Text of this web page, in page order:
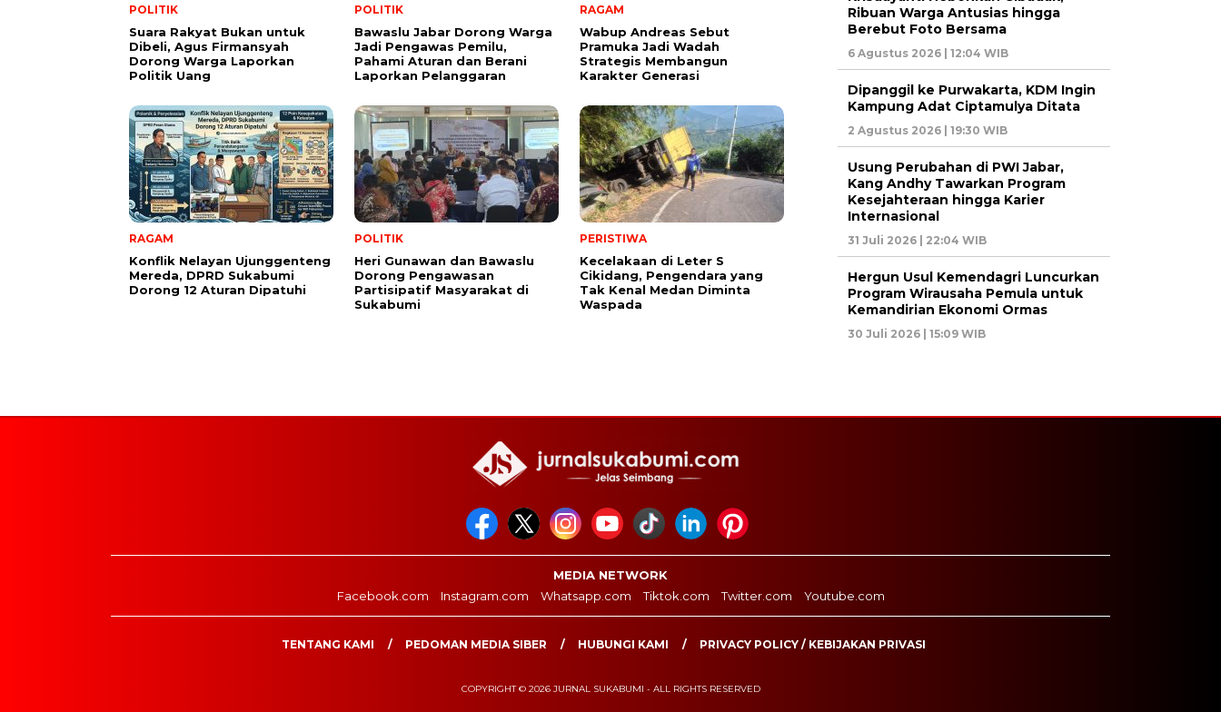
POLITIK
Suara Rakyat Bukan untuk
Dibeli, Agus Firmansyah
Dorong Warga Laporkan
Politik Uang
POLITIK
Bawaslu Jabar Dorong Warga
Jadi Pengawas Pemilu,
Pahami Aturan dan Berani
Laporkan Pelanggaran
RAGAM
Wabup Andreas Sebut
Pramuka Jadi Wadah
Strategis Membangun
Karakter Generasi ‎
RAGAM
Konflik Nelayan Ujunggenteng
Mereda, DPRD Sukabumi
Dorong 12 Aturan Dipatuhi
POLITIK
Heri Gunawan dan Bawaslu
Dorong Pengawasan
Partisipatif Masyarakat di
Sukabumi
PERISTIWA
Kecelakaan di Leter S
Cikidang, Pengendara yang
Tak Kenal Medan Diminta
Waspada
Ribuan Warga Antusias hingga
Berebut Foto Bersama
6 Agustus 2026 | 12:04 WIB
Dipanggil ke Purwakarta, KDM Ingin
Kampung Adat Ciptamulya Ditata
2 Agustus 2026 | 19:30 WIB
Usung Perubahan di PWI Jabar,
Kang Andhy Tawarkan Program
Kesejahteraan hingga Karier
Internasional
31 Juli 2026 | 22:04 WIB
Hergun Usul Kemendagri Luncurkan
Program Wirausaha Pemula untuk
Kemandirian Ekonomi Ormas
30 Juli 2026 | 15:09 WIB
MEDIA NETWORK
Facebook.com
Instagram.com Whatsapp.com Tiktok.com Twitter.com Youtube.com
TENTANG KAMI PEDOMAN MEDIA SIBER HUBUNGI KAMI PRIVACY POLICY / KEBIJAKAN PRIVASI
COPYRIGHT © 2026 JURNAL SUKABUMI - ALL RIGHTS RESERVED